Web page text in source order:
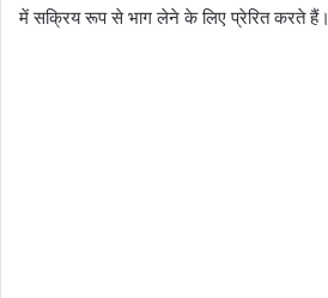
में सक्रिय रूप से भाग लेने के लिए प्रेरित करते हैं।